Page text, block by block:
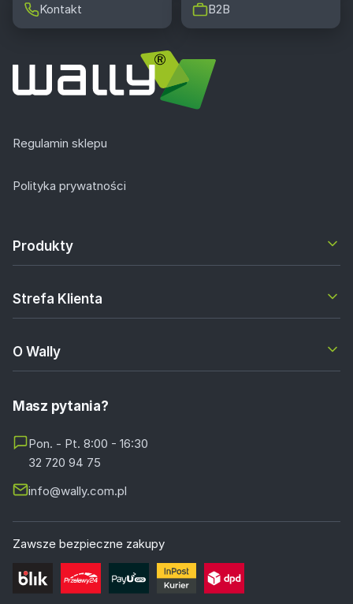
Kontakt B2B
Regulamin sklepu
Polityka prywatności
Produkty
Strefa Klienta
O Wally
Masz pytania?
Pon. - Pt. 8:00 - 16:30
32 720 94 75
info@wally.com.pl
Zawsze bezpieczne zakupy